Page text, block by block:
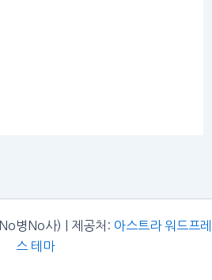
병No사) | 제공처: 아스트라 워드프레
스 테마